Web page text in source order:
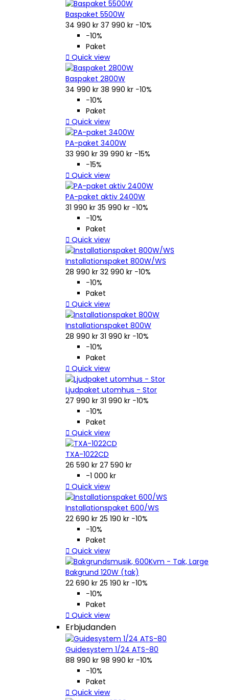
Baspaket 5500W
34 990 kr 37 990 kr −10%
−10%
Paket
 Quick view
Baspaket 2800W
34 990 kr 38 990 kr −10%
−10%
Paket
 Quick view
PA-paket 3400W
33 990 kr 39 990 kr −15%
−15%
 Quick view
PA-paket aktiv 2400W
31 990 kr 35 990 kr −10%
−10%
Paket
 Quick view
Installationspaket 800W/WS
28 990 kr 32 990 kr −10%
−10%
Paket
 Quick view
Installationspaket 800W
28 990 kr 31 990 kr −10%
−10%
Paket
 Quick view
Ljudpaket utomhus - Stor
27 990 kr 31 990 kr −10%
−10%
Paket
 Quick view
TXA-1022CD
26 590 kr 27 590 kr
-1 000 kr
 Quick view
Installationspaket 600/WS
22 690 kr 25 190 kr −10%
−10%
Paket
 Quick view
Bakgrund 120W (tak)
22 690 kr 25 190 kr −10%
−10%
Paket
 Quick view
Erbjudanden
Guidesystem 1/24 ATS-80
88 990 kr 98 990 kr −10%
−10%
Paket
 Quick view